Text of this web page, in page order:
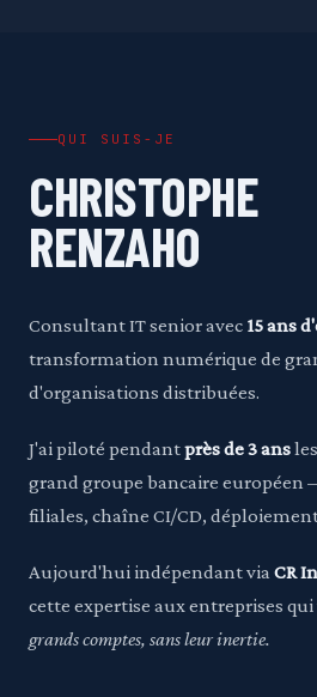
QUI SUIS-JE
CHRISTOPHE
RENZAHO
Consultant IT senior avec 15 ans
transformation numérique de
d'organisations distribuées.
J'ai piloté pendantprès de 3 ans
grand groupe bancaire
filiales, chaîne CI/CD,
Aujourd'hui indépendant via CR
cette expertise aux entreprises
grands comptes, sans leur inertie.